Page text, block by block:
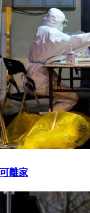
離家